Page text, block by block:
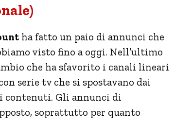
ha fatto un paio di annunci che
visto fino a oggi. Nell’ultimo
che ha sfavorito i canali lineari
serie tv che si spostavano dai
contenuti. Gli annunci di
soprattutto per quanto